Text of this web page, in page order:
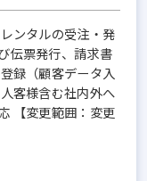
ンタルの受注・発
伝票発行、請求書
録（顧客データ入
客様含む社内外へ
【変更範囲：変更